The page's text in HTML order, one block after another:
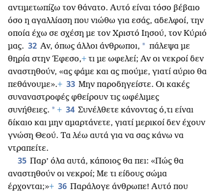
αντιμετωπίζω τον θάνατο. Αυτό είναι τόσο βέβαιο
όσο η αγαλλίαση που νιώθω για εσάς, αδελφοί, την
οποία έχω σε σχέση με τον Χριστό Ιησού, τον Κύριό
μας. 32 Αν, όπως άλλοι άνθρωποι, * πάλεψα με
θηρία στην Έφεσο,+ τι με ωφελεί; Αν οι νεκροί δεν
αναστηθούν, «ας φάμε και ας πιούμε, γιατί αύριο θα
πεθάνουμε».+ 33 Μην παροδηγείστε. Οι κακές
συναναστροφές φθείρουν τις ωφέλιμες
συνήθειες. * + 34 Συνέλθετε κάνοντας ό,τι είναι
δίκαιο και μην αμαρτάνετε, γιατί μερικοί δεν έχουν
γνώση Θεού. Τα λέω αυτά για να σας κάνω να
ντραπείτε.
35 Παρ’ όλα αυτά, κάποιος θα πει: «Πώς θα
αναστηθούν οι νεκροί; Με τι είδους σώμα
έρχονται;»+ 36 Παράλογε άνθρωπε! Αυτό που